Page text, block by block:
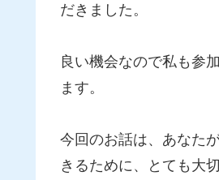
だきました。
良い機会なので私も参
ます。
今回のお話は、あなた
きるために、とても大